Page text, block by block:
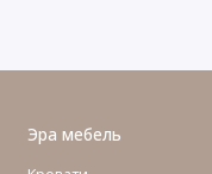
Эра мебель